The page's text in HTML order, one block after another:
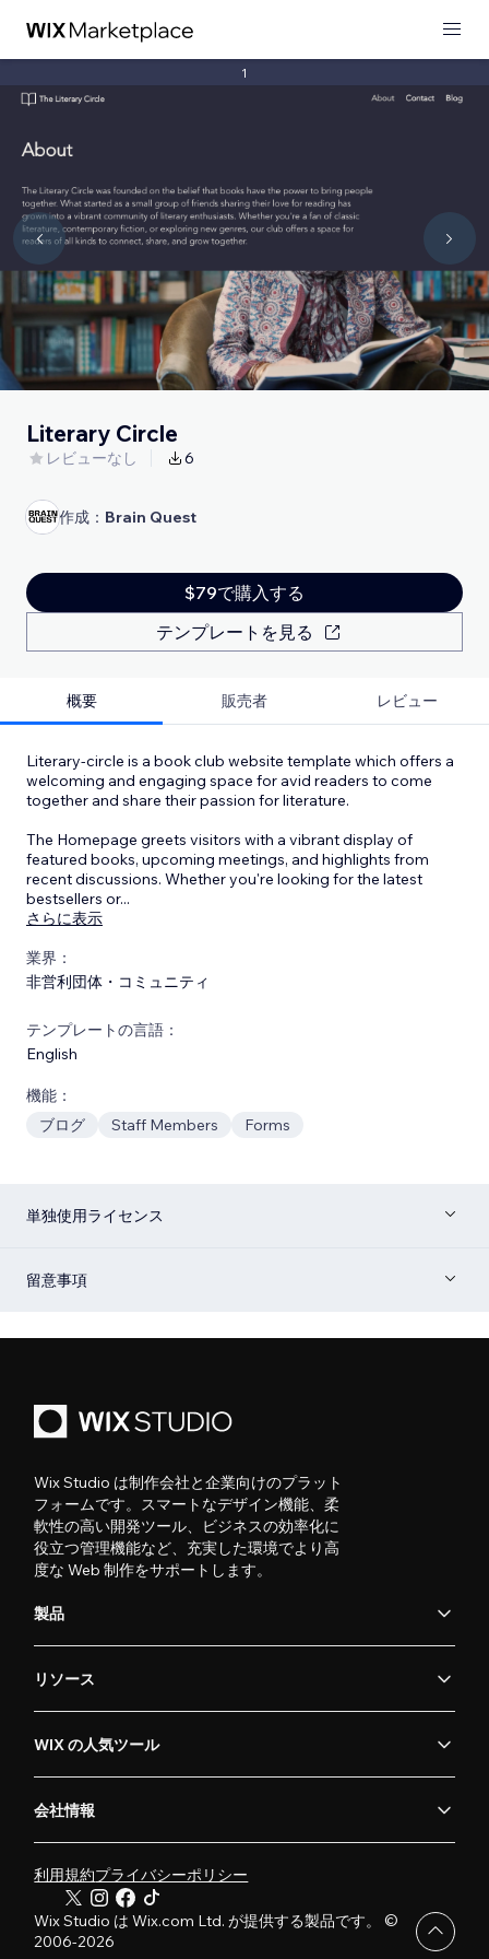
1
Literary Circle
レビューなし 6
作成： Brain Quest
$79で購入する
テンプレートを見る
概要 販売者 レビュー
Literary-circle is a book club website template which offers a
welcoming and engaging space for avid readers to come
together and share their passion for literature.
The Homepage greets visitors with a vibrant display of
featured books, upcoming meetings, and highlights from
recent discussions. Whether you're looking for the latest
bestsellers or...
さらに表示
業界：
非営利団体・コミュニティ
テンプレートの言語：
English
機能：
ブログ
Staff Members Forms
単独使用ライセンス
留意事項
Wix Studio は制作会社と企業向けのプラット
フォームです。スマートなデザイン機能、柔
軟性の高い開発ツール、ビジネスの効率化に
役立つ管理機能など、充実した環境でより高
度な Web 制作をサポートします。
製品
リソース
WIX の人気ツール
会社情報
利用規約プライバシーポリシー
Wix Studio は Wix.com Ltd. が提供する製品です。 ©
2006-2026